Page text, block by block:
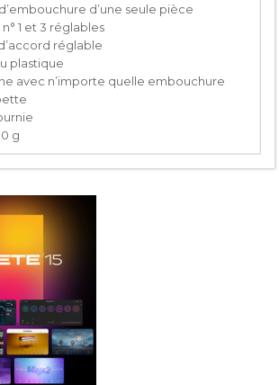
d’une seule pièce
n° 1 et 3 réglables
réglable
plastique
avec n’importe quelle embouchure
g